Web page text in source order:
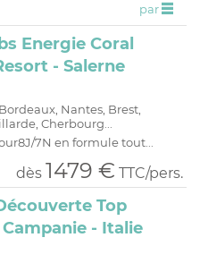
par
Energie Coral
- Salerne
Bordeaux, Nantes, Brest,
Cherbourg...
7N en formule tout...
dès 1479 € TTC/pers.
Top
- Italie